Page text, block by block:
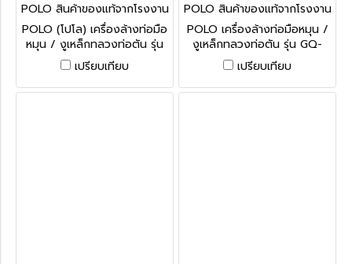
POLO สินค้าของแท้จากโรงงาน
ผู้ผลิต GQ-50S-4
POLO (โปโล) เครื่องล้างท่อมือ
หมุน / งูเหล็กทลวงท่อตัน รุ่น
GQ-50S-4 ความยาวสาย 6
เมตร เหมาะกับทำความสะอาดท่อ
ขนาด 20-75 มม (3/4 - 3 นิ้ว)
เปรียบเทียบ
POLO สินค้าของแท้จากโรงงาน
ผู้ผลิต GQ-50S-2
POLO เครื่องล้างท่อมือหมุน /
งูเหล็กทลวงท่อตัน รุ่น GQ-
50S-2 เหมาะกับทำความสะอาด
ท่อขนาด 20 - 75 มม. (3/4
นิ้ว - 3 นิ้ว) ความยาวสาย 6 ม.
เปรียบเทียบ